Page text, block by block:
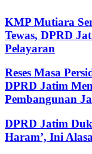
KMP Mutiara
Tewas, DPRD
Pelayaran
Reses Masa
DPRD Jatim
Pembangunan
DPRD Jatim
Haram’, Ini